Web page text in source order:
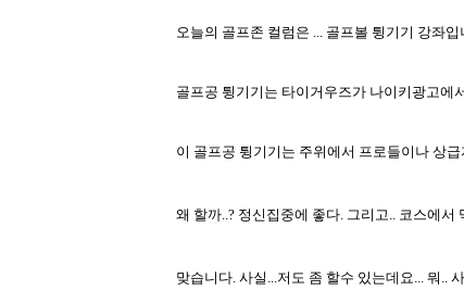
오늘의 골프존 컬럼은 ... 골프볼 튕기기 강좌입
골프공 튕기기는 타이거우즈가 나이키광고에
이 골프공 튕기기는 주위에서 프로들이나 상
왜 할까..? 정신집중에 좋다. 그리고.. 코스에서
맞습니다. 사실 ...저도 좀 할수 있는데요... 뭐 ..